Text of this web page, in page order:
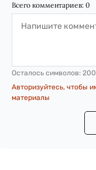
Всего комментариев: 0
Осталось символов:
Авторизуйтесь, чтобы
материалы